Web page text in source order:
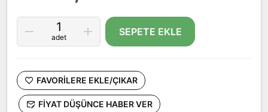
adet SEPETE EKLE
FAVORILERE EKLE/ÇIKAR
FIYAT DÜŞÜNCE HABER VER